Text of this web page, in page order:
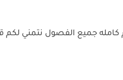
جميع الفصول نتمني لكم